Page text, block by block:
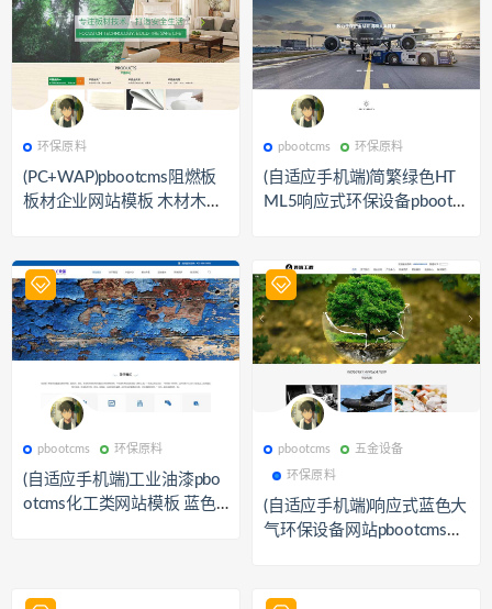
541
环保原料
(PC+WAP)pbootcms阻燃板
板材企业网站模板 木材木业
pbootcms 环保原料
(自适应手机端)简繁绿色HT
ML5响应式环保设备pbootc
pbootcms 环保原料
(自适应手机端)工业油漆pbo
otcms化工类网站模板 蓝色
pbootcms 五金设备
环保原料
(自适应手机端)响应式蓝色大
气环保设备网站pbootcms模